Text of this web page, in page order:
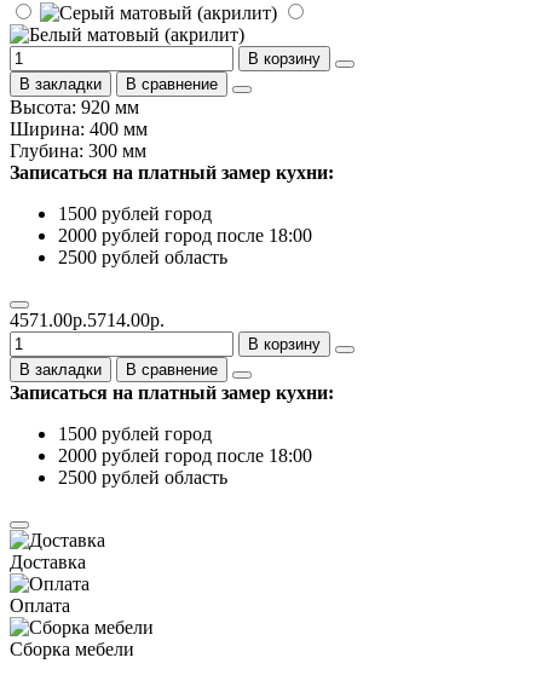
В корзину
В закладки
В сравнение
Высота: 920 мм
Ширина: 400 мм
Глубина: 300 мм
Записаться на платный замер кухни:
1500 рублей город
2000 рублей город после 18:00
2500 рублей область
4571.00р.5714.00р.
В корзину
В закладки
В сравнение
Записаться на платный замер кухни:
1500 рублей город
2000 рублей город после 18:00
2500 рублей область
Доставка
Оплата
Сборка мебели